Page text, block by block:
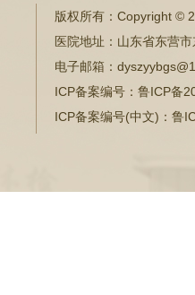
版权所有： Copyright ©
医院地址： 山东省东营
电子邮箱：
ICP备案编号： 鲁ICP备
ICP备案编号(中文)： 鲁